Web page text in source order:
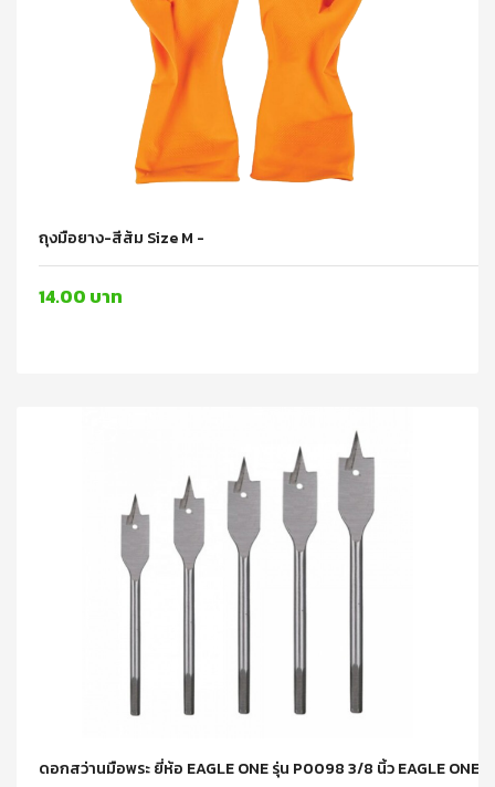
ถุงมือยาง-สีส้ม Size M -
14.00 บาท
ดอกสว่านมือพระ ยี่ห้อ EAGLE ONE รุ่น P0098 3/8 นิ้ว EAGLE ONE